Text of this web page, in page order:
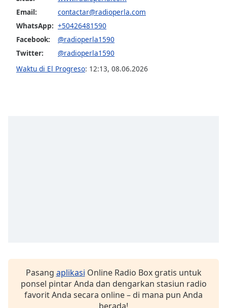
Font
Family
Reset
Close
Email:
contactar@radioperla.com
WhatsApp: +50426481590
Facebook:
@radioperla1590
Twitter:
@radioperla1590
Waktu di El Progreso: 12:13, 08.06.2026
Pasang aplikasi Online Radio Box gratis untuk
ponsel pintar Anda dan dengarkan stasiun radio
favorit Anda secara online – di mana pun Anda